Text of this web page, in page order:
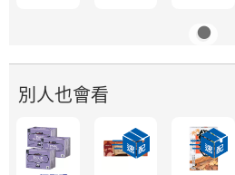
別人也會看